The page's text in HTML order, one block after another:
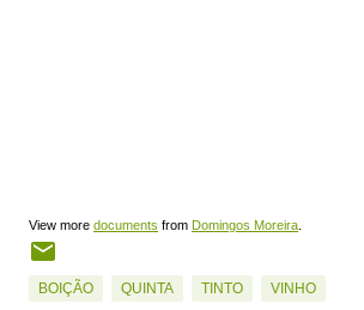
View more documents from Domingos Moreira
BOIÇÃO QUINTA TINTO VINHO